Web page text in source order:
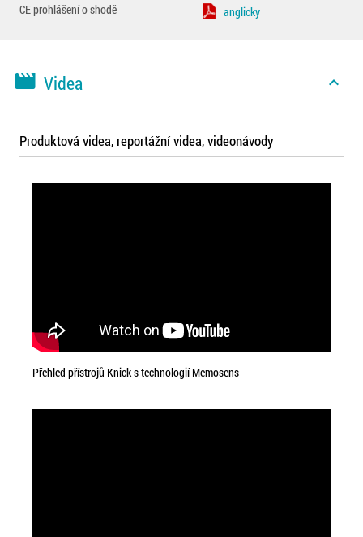
CE prohlášení o shodě anglicky
movie Videa expand_less
Produktová videa, reportážní videa, videonávody
Přehled přístrojů Knick s technologií Memosens